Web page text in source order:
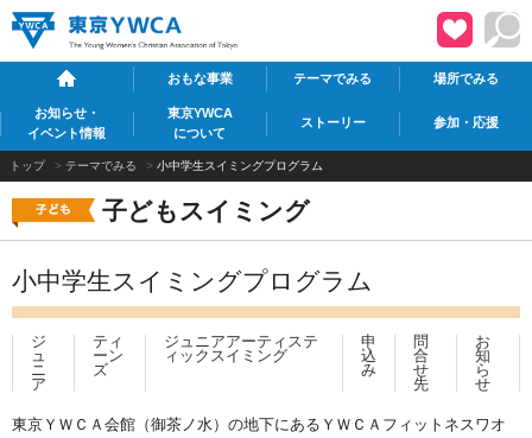
おもな事業 テーマでみる 場所でみる
お知らせ・
イベント情報
東京YWCA
について
ストーリー 参加・応援
トップ > テーマでみる > 小中学生スイミングプログラム
子どもスイミング
小中学生スイミングプログラム
ジ
ュ
ニ
ア
ティ
ーン
ズ
ジュニアアーティステ
ィックスイミング
申
込
み
問
合
せ
先
お
知
ら
せ
東京ＹＷＣＡ会館（御茶ノ水）の地下にあるＹＷＣＡフィットネスワオ